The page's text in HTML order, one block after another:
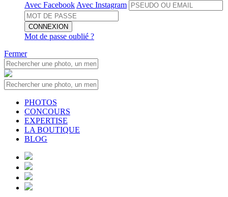
Avec Facebook Avec Instagram
CONNEXION
Mot de passe oublié ?
Fermer
PHOTOS
CONCOURS
EXPERTISE
LA BOUTIQUE
BLOG